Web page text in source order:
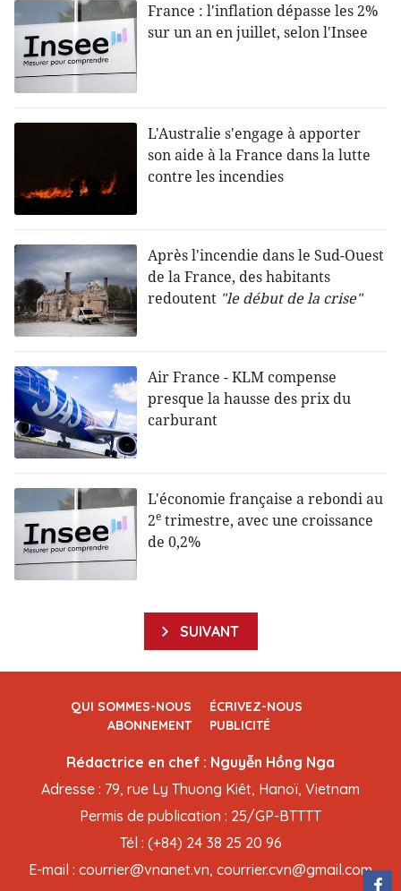
France : l'inflation dépasse les 2%
sur un an en juillet, selon l'Insee
L'Australie s'engage à apporter
son aide à la France dans la lutte
contre les incendies
Après l'incendie dans le Sud-Ouest
de la France, des habitants
redoutent "le début de la crise"
Air France - KLM compense
presque la hausse des prix du
carburant
L'économie française a rebondi au
2e trimestre, avec une croissance
de 0,2%
SUIVANT
QUI SOMMES-NOUS
ÉCRIVEZ-NOUS
ABONNEMENT
PUBLICITÉ
Rédactrice en chef : Nguyễn Hồng Nga
Adresse : 79, rue Ly Thuong Kiêt, Hanoï, Vietnam
Permis de publication : 25/GP-BTTTT
Tél : (+84) 24 38 25 20 96
E-mail : courrier@vnanet.vn, courrier.cvn@gmail.com